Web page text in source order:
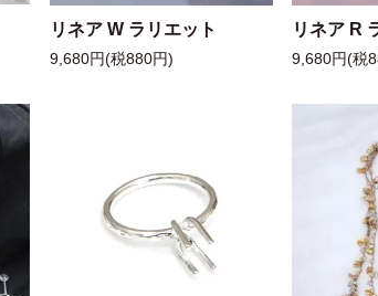
リネア W ラリエット
9,680円(税880円)
リネア R
9,680円(税